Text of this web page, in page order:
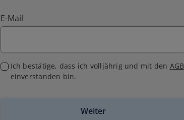
E-Mail
Ich bestätige, dass ich volljährig und mit den AGB
einverstanden bin.
Weiter